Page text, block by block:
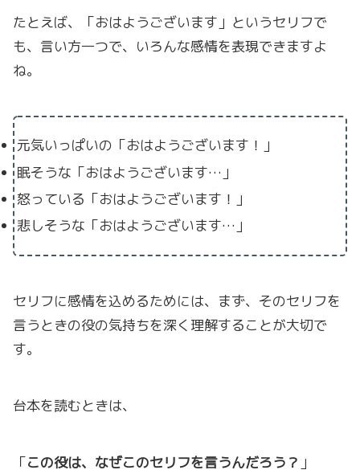
たとえば、「おはようございます」というセリフで
も、言い方一つで、いろんな感情を表現できますよ
ね。
元気いっぱいの「おはようございます！」
眠そうな「おはようございます…」
怒っている「おはようございます！」
悲しそうな「おはようございます…」
セリフに感情を込めるためには、まず、そのセリフを
言うときの役の気持ちを深く理解することが大切で
す。
台本を読むときは、
「この役は、なぜこのセリフを言うんだろう？ 」